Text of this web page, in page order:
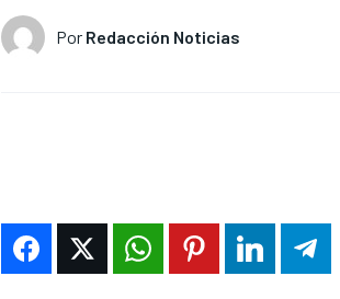
Por Redacción Noticias